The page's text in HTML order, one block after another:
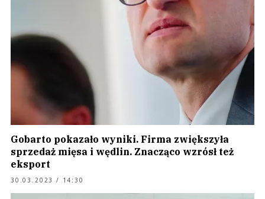
Gobarto pokazało wyniki. Firma zwiększyła
sprzedaż mięsa i wędlin. Znacząco wzrósł też
eksport
30.03.2023 / 14:30